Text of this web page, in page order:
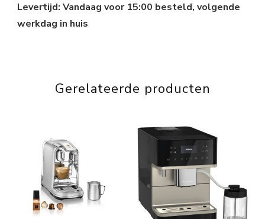
Levertijd: Vandaag voor 15:00 besteld, volgende
werkdag in huis
Gerelateerde producten